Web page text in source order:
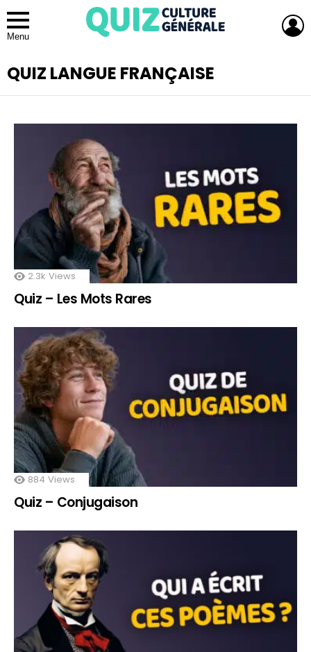
Menu
QUIZ LANGUE FRANÇAISE
2.3k Views
Quiz – Les Mots Rares
884 Views
Quiz – Conjugaison